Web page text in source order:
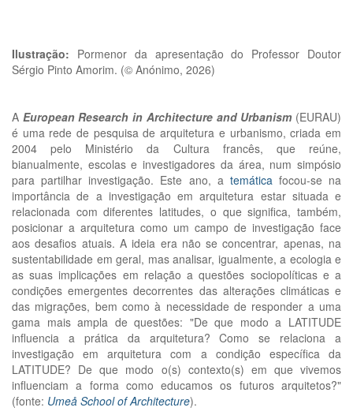
Ilustração: Pormenor da apresentação do Professor Doutor
Sérgio Pinto Amorim. (© Anónimo, 2026)
A European Research in Architecture and Urbanism (EURAU)
é uma rede de pesquisa de arquitetura e urbanismo, criada em
2004 pelo Ministério da Cultura francês, que reúne,
bianualmente, escolas e investigadores da área, num simpósio
para partilhar investigação. Este ano, a temáticafocou-se na
importância de a investigação em arquitetura estar situada e
relacionada com diferentes latitudes, o que significa, também,
posicionar a arquitetura como um campo de investigação face
aos desafios atuais. A ideia era não se concentrar, apenas, na
sustentabilidade em geral, mas analisar, igualmente, a ecologia e
as suas implicações em relação a questões sociopolíticas e a
condições emergentes decorrentes das alterações climáticas e
das migrações, bem como à necessidade de responder a uma
gama mais ampla de questões: "De que modo a LATITUDE
influencia a prática da arquitetura? Como se relaciona a
investigação em arquitetura com a condição específica da
LATITUDE? De que modo o(s) contexto(s) em que vivemos
influenciam a forma como educamos os futuros arquitetos?"
(fonte: Umeå School of Architecture).